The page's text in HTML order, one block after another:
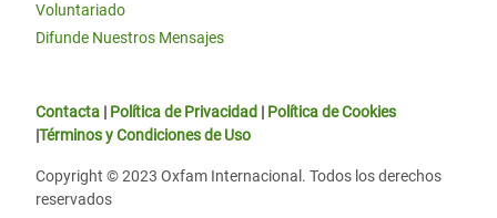
Voluntariado
Difunde Nuestros Mensajes
Contacta | Política de Privacidad | Política de Cookies
|Términos y Condiciones de Uso
Copyright © 2023 Oxfam Internacional. Todos los derechos
reservados